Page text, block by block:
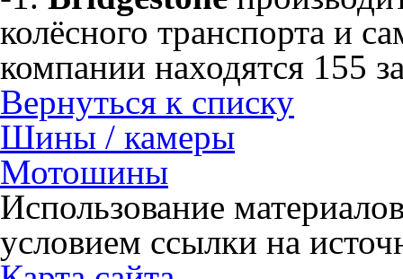
колёсного транспорта и
компании находятся 155
Вернуться к списку
Шины / камеры
Мотошины
Использование
условием ссылки на